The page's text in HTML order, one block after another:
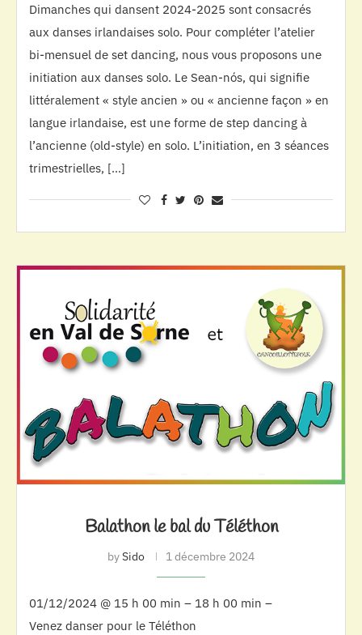
Dimanches qui dansent 2024-2025 sont consacrés
aux danses irlandaises solo. Pour compléter l’atelier
bi-mensuel de set dancing, nous vous proposons une
initiation aux danses solo. Le Sean-nós, qui signifie
littéralement « style ancien » ou « ancienne façon » en
langue irlandaise, est une forme de step dancing à
l’ancienne (old-style) en solo. L’initiation, en 3 séances
trimestrielles, […]
Balathon le bal du Téléthon
bySido 1 décembre 2024
01/12/2024 @ 15 h 00 min – 18 h 00 min –
Venez danser pour le Téléthon